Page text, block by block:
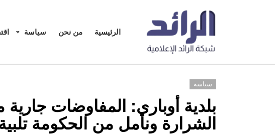
الرئيسية من نحن سياسة
سياسة
بلدية أوباري: المفاوضات
الشرارة ونأمل من الحكومة